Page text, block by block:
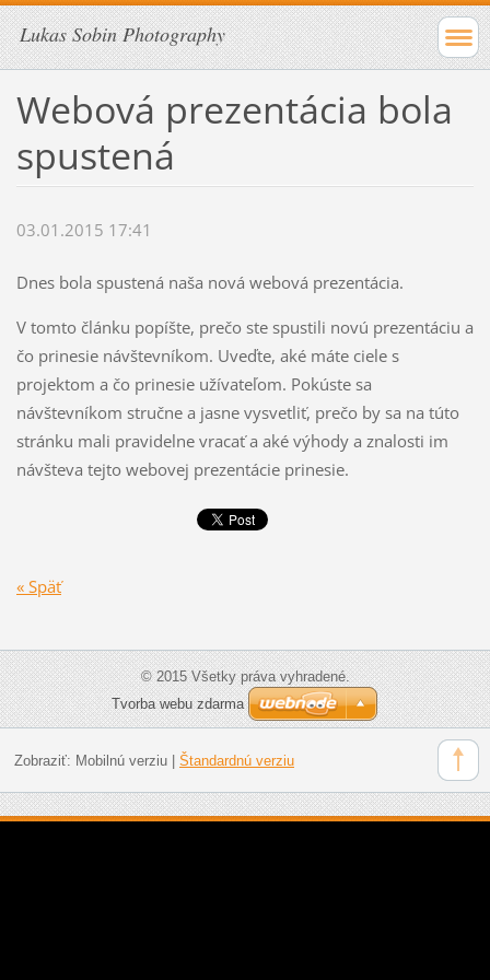
Lukas Sobin Photography
Webová prezentácia bola
spustená
03.01.2015 17:41
Dnes bola spustená naša nová webová prezentácia.
V tomto článku popíšte, prečo ste spustili novú prezentáciu a
čo prinesie návštevníkom. Uveďte, aké máte ciele s
projektom a čo prinesie užívateľom. Pokúste sa
návštevníkom stručne a jasne vysvetliť, prečo by sa na túto
stránku mali pravidelne vracať a aké výhody a znalosti im
návšteva tejto webovej prezentácie prinesie.
« Späť
© 2015 Všetky práva vyhradené.
Tvorba webu zdarma
Zobraziť: Mobilnú verziu| Štandardnú verziu